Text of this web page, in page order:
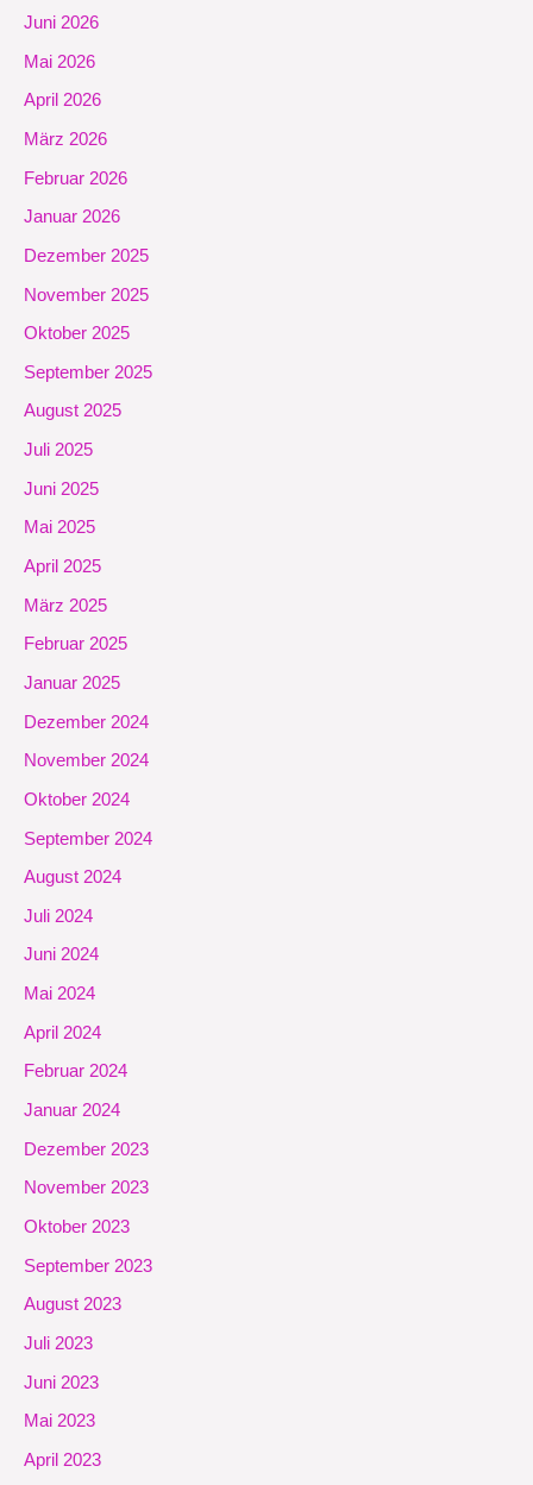
Juni 2026
Mai 2026
April 2026
März 2026
Februar 2026
Januar 2026
Dezember 2025
November 2025
Oktober 2025
September 2025
August 2025
Juli 2025
Juni 2025
Mai 2025
April 2025
März 2025
Februar 2025
Januar 2025
Dezember 2024
November 2024
Oktober 2024
September 2024
August 2024
Juli 2024
Juni 2024
Mai 2024
April 2024
Februar 2024
Januar 2024
Dezember 2023
November 2023
Oktober 2023
September 2023
August 2023
Juli 2023
Juni 2023
Mai 2023
April 2023